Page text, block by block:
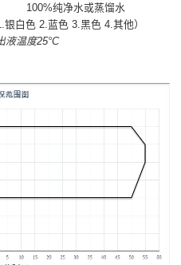
100%纯净水或蒸馏水
银白色 2.蓝色 3.黑色 4.其他）
液温度25°C